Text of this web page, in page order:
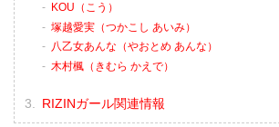
KOU（こう）
塚越愛実（つかこし あいみ）
八乙女あんな（やおとめ あんな）
木村楓（きむら かえで）
RIZINガール関連情報